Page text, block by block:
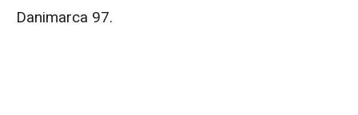
Danimarca 97.